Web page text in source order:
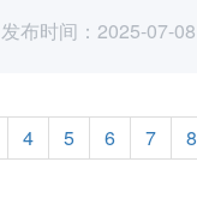
发布时间：2025-07-08
4 5 6 7 8